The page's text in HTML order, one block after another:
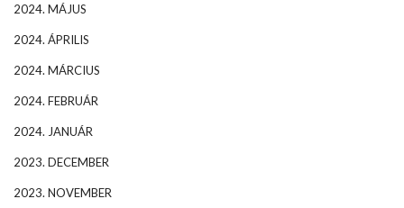
2024. MÁJUS
2024. ÁPRILIS
2024. MÁRCIUS
2024. FEBRUÁR
2024. JANUÁR
2023. DECEMBER
2023. NOVEMBER